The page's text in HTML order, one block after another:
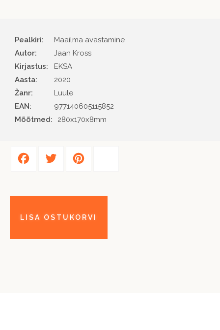
Pealkiri:
Maailma avastamine
Autor
Jaan Kross
Kirjastus
EKSA
Aasta
2020
Žanr
Luule
EAN
977140605115852
Mõõtmed:
280x170x8mm